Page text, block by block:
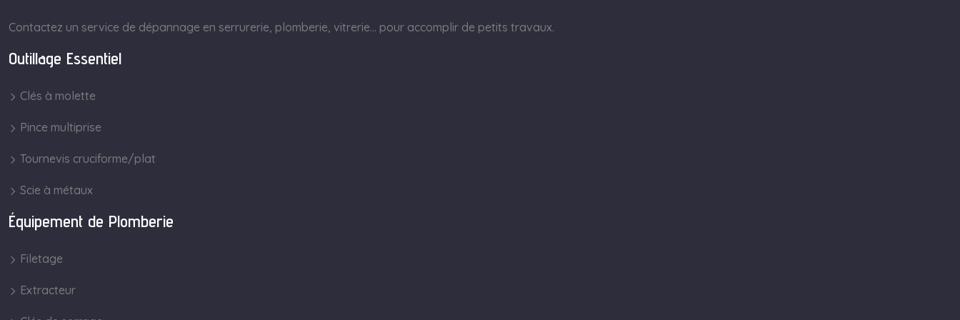
Contactez un service de dépannage en serrurerie, plomberie, vitrerie… pour accomplir de petits travaux.
Outillage Essentiel
Clés à molette
Pince multiprise
Tournevis cruciforme/plat
Scie à métaux
Équipement de Plomberie
Filetage
Extracteur